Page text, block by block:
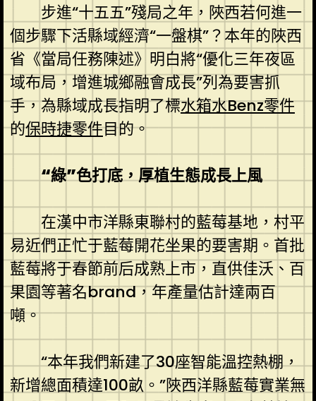
步進“十五五”殘局之年，陜西若何進一
個步驟下活縣域經濟“一盤棋”？本年的陜西
省《當局任務陳述》明白將“優化三年夜區
域布局，增進城鄉融會成長”列為要害抓
手，為縣域成長指明了標水箱水Benz零件
的保時捷零件目的。
“綠”色打底，厚植生態成長上風
在漢中市洋縣東聯村的藍莓基地，村平
易近們正忙于藍莓開花坐果的要害期。首批
藍莓將于春節前后成熟上市，直供佳沃、百
果園等著名brand，年產量估計達兩百
噸。
“本年我們新建了30座智能溫控熱棚，
新增總面積達100畝。”陜西洋縣藍莓實業無